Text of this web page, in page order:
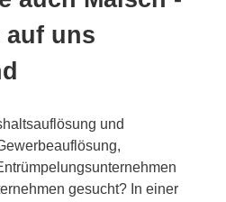
auf uns
und
gesucht? In einer